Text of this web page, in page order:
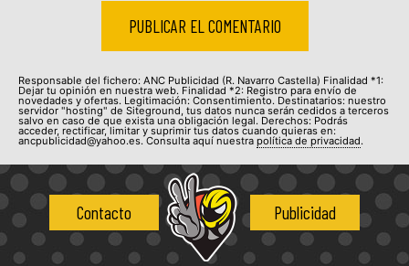
Responsable del fichero: ANC Publicidad (R. Navarro Castella) Finalidad *1:
Dejar tu opinión en nuestra web. Finalidad *2: Registro para envío de
novedades y ofertas. Legitimación: Consentimiento. Destinatarios: nuestro
servidor "hosting" de Siteground, tus datos nunca serán cedidos a terceros
salvo en caso de que exista una obligación legal. Derechos: Podrás
acceder, rectificar, limitar y suprimir tus datos cuando quieras en:
ancpublicidad@yahoo.es. Consulta aquí nuestra política de privacidad.
Contacto Publicidad